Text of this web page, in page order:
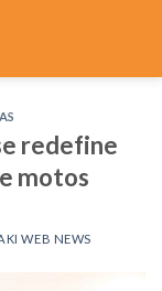
redefine
motos
WEB NEWS